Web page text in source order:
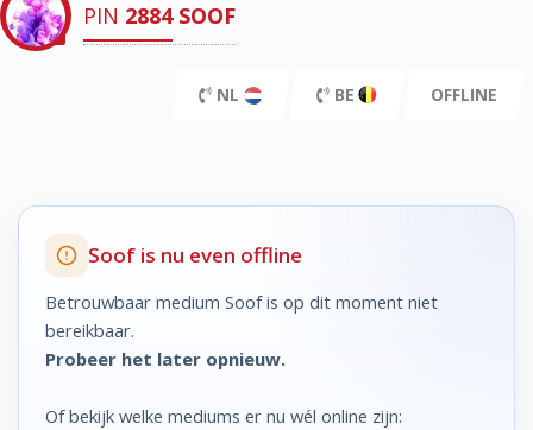
PIN 2884 SOOF
NL BE OFFLINE
Soof is nu even offline
Betrouwbaar medium Soof is op dit moment niet
bereikbaar.
Probeer het later opnieuw.
Of bekijk welke mediums er nu wél online zijn: